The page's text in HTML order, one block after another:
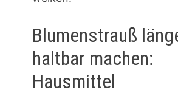
Blumenstrauß
haltbar machen:
Hausmittel